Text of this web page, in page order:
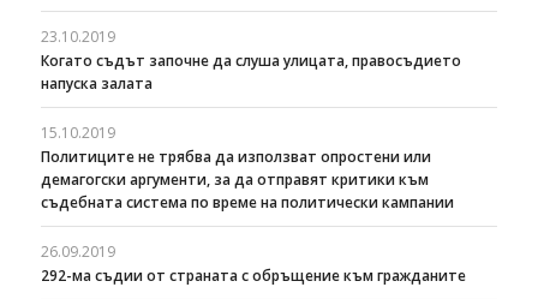
23.10.2019
Когато съдът започне да слуша улицата, правосъдието
напуска залата
15.10.2019
Политиците не трябва да използват опростени или
демагогски аргументи, за да отправят критики към
съдебната система по време на политически кампании
26.09.2019
292-ма съдии от страната с обръщение към гражданите